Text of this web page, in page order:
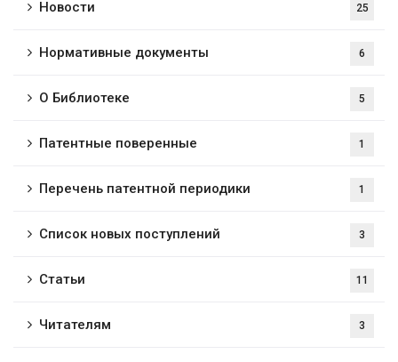
Новости 25
Нормативные документы 6
О Библиотеке 5
Патентные поверенные 1
Перечень патентной периодики 1
Список новых поступлений 3
Статьи 11
Читателям 3